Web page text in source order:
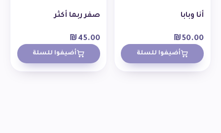
أنا وبابا
₪50.00
أضيفوا للسلة
صفر ربما أكثر
₪ 45.00
أضيفوا للسلة